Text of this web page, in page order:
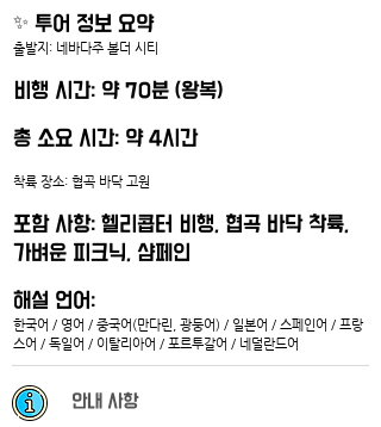
✨ 투어 정보 요약
출발지: 네바다주 볼더 시티
비행 시간: 약 70분 (왕복)
총 소요 시간: 약 4시간
착륙 장소: 협곡 바닥 고원
포함 사항: 헬리콥터 비행, 협곡 바닥 착륙,
가벼운 피크닉, 샴페인
해설 언어:
한국어 / 영어 / 중국어(만다린, 광둥어) / 일본어 / 스페인어 / 프랑
스어 / 독일어 / 이탈리아어 / 포르투갈어 / 네덜란드어
안내 사항